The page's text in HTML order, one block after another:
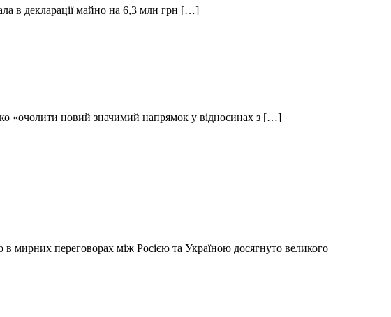
в декларації майно на 6,3 млн грн […]
«очолити новий значимий напрямок у відносинах з […]
мирних переговорах між Росією та Україною досягнуто великого